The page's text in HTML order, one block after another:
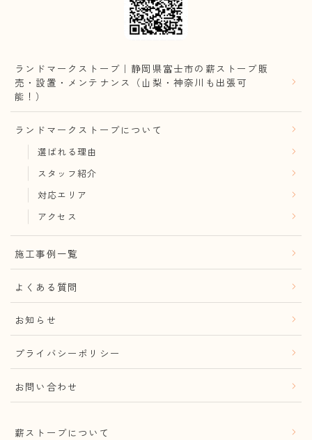
ランドマークストーブ｜静岡県富士市の薪ストーブ販
売・設置・メンテナンス（山梨・神奈川も出張可
能！）
ランドマークストーブについて
選ばれる理由
スタッフ紹介
対応エリア
アクセス
施工事例一覧
よくある質問
お知らせ
プライバシーポリシー
お問い合わせ
薪ストーブについて